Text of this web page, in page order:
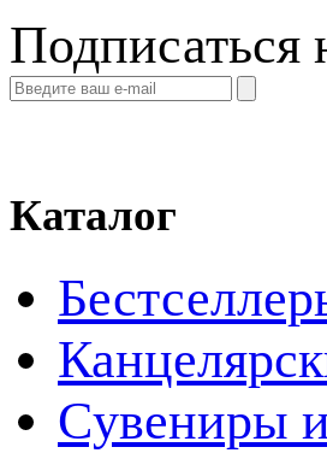
Подписаться
Каталог
Cувениры